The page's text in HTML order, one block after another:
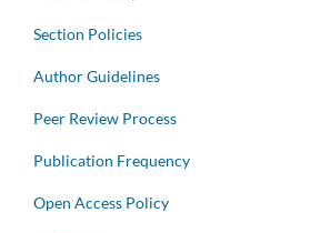
Section Policies
Author Guidelines
Peer Review Process
Publication Frequency
Open Access Policy